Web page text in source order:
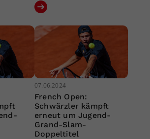
07.06.2024
French Open:
Schwärzler kämpft
erneut um Jugend-
Grand-Slam-
Doppeltitel